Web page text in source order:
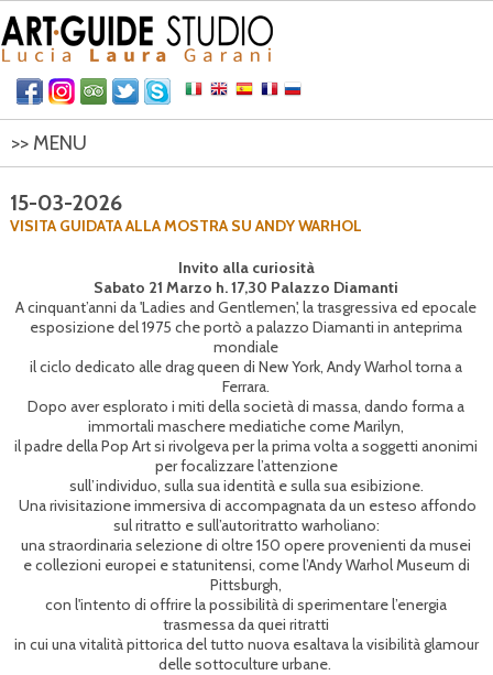
>> MENU
ITINERARI
15-03-2026
VISITA GUIDATA ALLA MOSTRA SU ANDY WARHOL
Invito alla curiosità
Sabato 21 Marzo h. 17,30 Palazzo Diamanti
A cinquant’anni da 'Ladies and Gentlemen', la trasgressiva ed epocale
esposizione del 1975 che portò a palazzo Diamanti in anteprima
mondiale
il ciclo dedicato alle drag queen di New York, Andy Warhol torna a
Ferrara.
Dopo aver esplorato i miti della società di massa, dando forma a
immortali maschere mediatiche come Marilyn,
il padre della Pop Art si rivolgeva per la prima volta a soggetti anonimi
per focalizzare l’attenzione
sull’individuo, sulla sua identità e sulla sua esibizione.
Una rivisitazione immersiva di accompagnata da un esteso affondo
sul ritratto e sull’autoritratto warholiano:
una straordinaria selezione di oltre 150 opere provenienti da musei
e collezioni europei e statunitensi, come l’Andy Warhol Museum di
Pittsburgh,
con l'intento di offrire la possibilità di sperimentare l’energia
trasmessa da quei ritratti
in cui una vitalità pittorica del tutto nuova esaltava la visibilità glamour
delle sottoculture urbane.